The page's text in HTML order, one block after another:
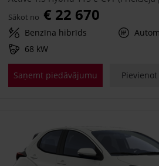
Sākot no € 22 670
Benzīna hibrīds
68 kW
Saņemt piedāvājumu